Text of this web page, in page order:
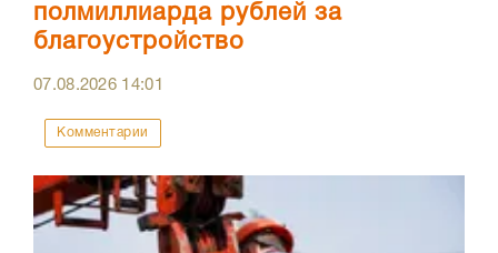
полмиллиарда рублей за
благоустройство
07.08.2026 14:01
Комментарии